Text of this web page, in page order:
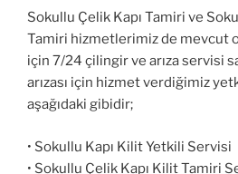
Sokullu Çelik Kapı Tamiri ve
Tamiri hizmetlerimiz de mevcut
için 7/24 çilingir ve arıza servisi
arızası için hizmet verdiğimiz
aşağıdaki gibidir;
• Sokullu Kapı Kilit Yetkili Servisi
• Sokullu Çelik Kapı Kilit Tamiri